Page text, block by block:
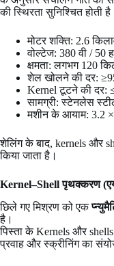
की स्थिरता सुनिश्चित होती
मोटर शक्ति: 2.6
वोल्टेज: 380 वी / 50
क्षमता: लगभग 120
शेल खोलने की दर:
Kernel टूटने की दर:
सामग्री: स्टेनलेस
मशीन के आयाम: 3.2 ×
शेलिंग के बाद, kernels और
किया जाता है।
Kernel–Shell पृथक्करण
छिले गए मिश्रण को एक
है।
पिस्ता के Kernels और
प्रवाह और स्क्रीनिंग का